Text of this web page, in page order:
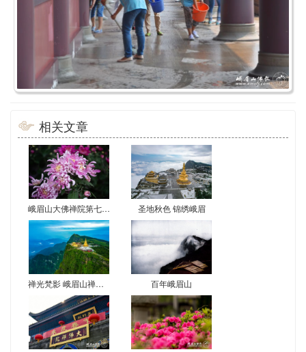
相关文章
峨眉山大佛禅院第七届菊花展 圣地秋色 锦绣峨眉
禅光梵影 峨眉山禅意影像 百年峨眉山